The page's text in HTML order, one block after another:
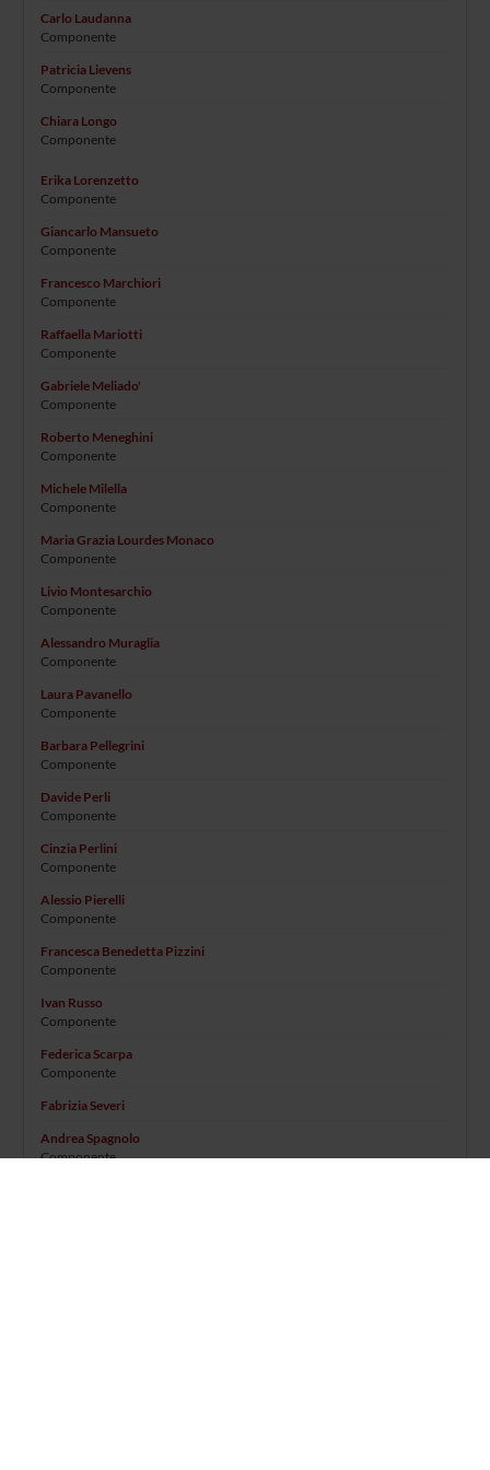
Carlo Laudanna
Componente
Patricia Lievens
Componente
Chiara Longo
Componente
Erika Lorenzetto
Componente
Giancarlo Mansueto
Componente
Francesco Marchiori
Componente
Raffaella Mariotti
Componente
Gabriele Meliado'
Componente
Roberto Meneghini
Componente
Michele Milella
Componente
Maria Grazia Lourdes Monaco
Componente
Livio Montesarchio
Componente
Alessandro Muraglia
Componente
Laura Pavanello
Componente
Barbara Pellegrini
Componente
Davide Perli
Componente
Cinzia Perlini
Componente
Alessio Pierelli
Componente
Francesca Benedetta Pizzini
Componente
Ivan Russo
Componente
Federica Scarpa
Componente
Fabrizia Severi
Andrea Spagnolo
Componente